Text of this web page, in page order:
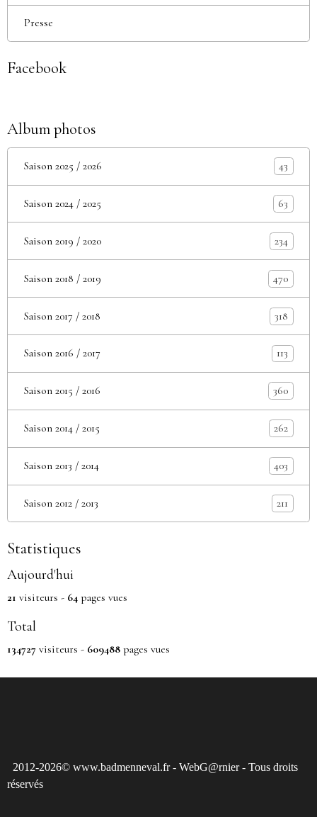
Presse
Facebook
Album photos
Saison 2025 / 2026 43
Saison 2024 / 2025 63
Saison 2019 / 2020 234
Saison 2018 / 2019 470
Saison 2017 / 2018 318
Saison 2016 / 2017 113
Saison 2015 / 2016 360
Saison 2014 / 2015 262
Saison 2013 / 2014 403
Saison 2012 / 2013 211
Statistiques
Aujourd'hui
21 visiteurs - 64 pages vues
Total
134727 visiteurs - 609488 pages vues
2012-2026© www.badmenneval.fr - WebG@rnier - Tous droits
réservés